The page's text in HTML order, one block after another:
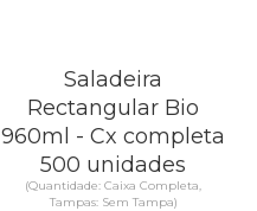
Saladeira
Rectangular Bio
960ml - Cx completa
500 unidades
(Quantidade: Caixa Completa,
Tampas: Sem Tampa)